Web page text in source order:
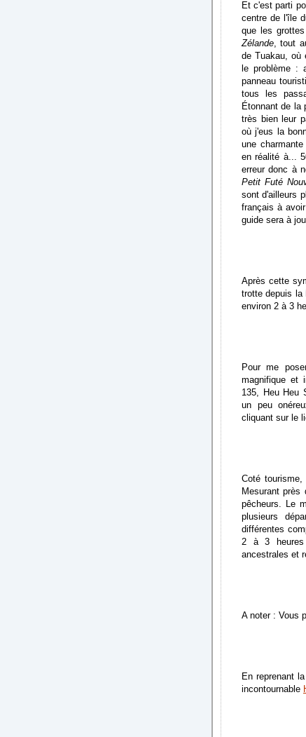
Et c'est parti
centre de l'île
que les
Zélande, tout
de Tuakau, où
le problème :
panneau
tous les
Étonnant de la
très bien leur
où j'eus la
une
en réalité à...
erreur donc à
Petit Futé
sont d'ailleurs
français à
guide sera à
Après cette
trotte depuis la
environ 2 à 3
Pour me
magnifique et
135, Heu Heu
un peu
cliquant sur le
Coté
Mesurant
pêcheurs. Le
plusieurs
différentes
2 à 3 heures
ancestrales et
A noter : Vous
En reprenant
incontournable